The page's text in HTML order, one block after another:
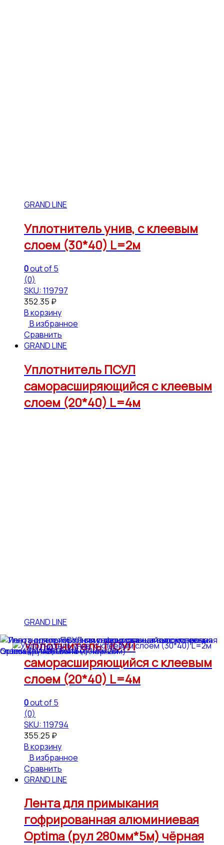
GRAND LINE
Уплотнитель унив, с клеевым
слоем (30*40) L=2м
0out of 5
(0)
SKU: 119797
352.35 ₽
В корзину
В избранное
Сравнить
GRAND LINE
Уплотнитель ПСУЛ
саморасширяющийся с клеевым
слоем (20*40) L=4м
GRAND LINE
Уплотнитель ПСУЛ
саморасширяющийся с клеевым
слоем (20*40) L=4м
0out of 5
(0)
SKU: 119794
355.25 ₽
В корзину
В избранное
Сравнить
GRAND LINE
Лента для примыкания
гофрированная алюминиевая
Optima (рул 280мм*5м) чёрная